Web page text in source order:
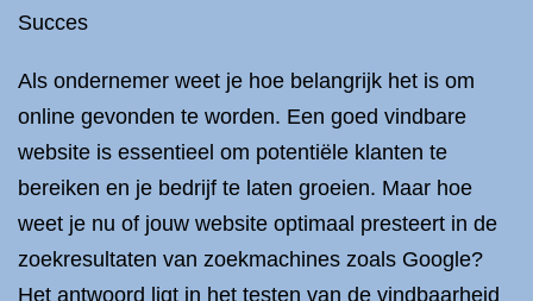
Succes
Als ondernemer weet je hoe belangrijk het is om
online gevonden te worden. Een goed vindbare
website is essentieel om potentiële klanten te
bereiken en je bedrijf te laten groeien. Maar hoe
weet je nu of jouw website optimaal presteert in de
zoekresultaten van zoekmachines zoals Google?
Het antwoord ligt in het testen van de vindbaarheid